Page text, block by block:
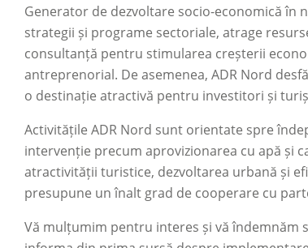
Generator de dezvoltare socio-economică în
strategii și programe sectoriale, atrage
consultanță pentru stimularea creșterii
antreprenorial. De asemenea, ADR Nord
o destinație atractivă pentru investitori și
Activitățile ADR Nord sunt orientate spre
intervenție precum aprovizionarea cu apă și
atractivității turistice, dezvoltarea urbană și
presupune un înalt grad de cooperare cu
Vă mulțumim pentru interes și vă îndemnăm